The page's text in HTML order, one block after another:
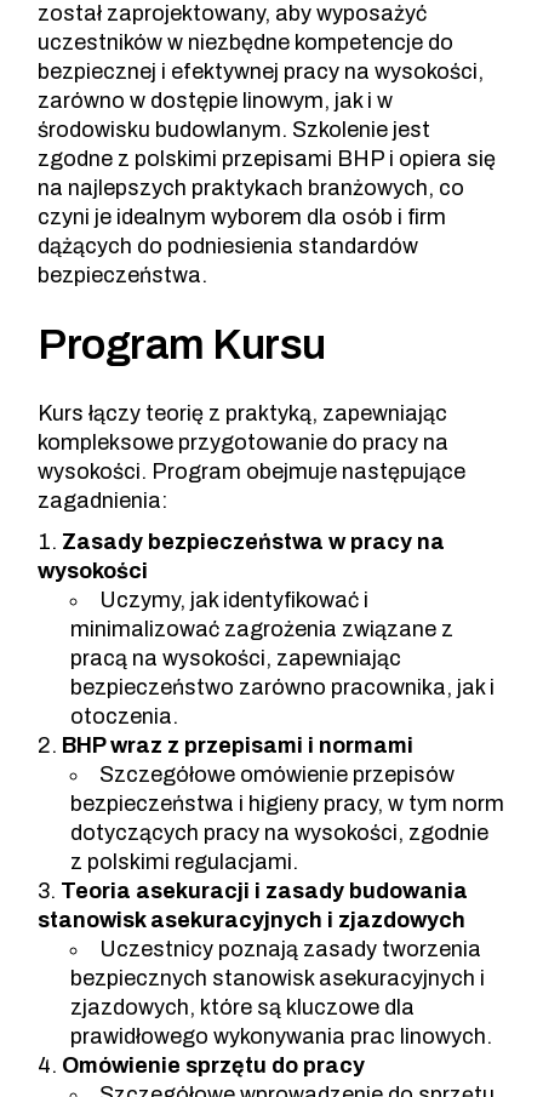
został zaprojektowany, aby wyposażyć
uczestników w niezbędne kompetencje do
bezpiecznej i efektywnej pracy na wysokości,
zarówno w dostępie linowym, jak i w
środowisku budowlanym. Szkolenie jest
zgodne z polskimi przepisami BHP i opiera się
na najlepszych praktykach branżowych, co
czyni je idealnym wyborem dla osób i firm
dążących do podniesienia standardów
bezpieczeństwa.
Program Kursu
Kurs łączy teorię z praktyką, zapewniając
kompleksowe przygotowanie do pracy na
wysokości. Program obejmuje następujące
zagadnienia:
Zasady bezpieczeństwa w pracy na
wysokości
Uczymy, jak identyfikować i
minimalizować zagrożenia związane z
pracą na wysokości, zapewniając
bezpieczeństwo zarówno pracownika, jak i
otoczenia.
BHP wraz z przepisami i normami
Szczegółowe omówienie przepisów
bezpieczeństwa i higieny pracy, w tym norm
dotyczących pracy na wysokości, zgodnie
z polskimi regulacjami.
Teoria asekuracji i zasady budowania
stanowisk asekuracyjnych i zjazdowych
Uczestnicy poznają zasady tworzenia
bezpiecznych stanowisk asekuracyjnych i
zjazdowych, które są kluczowe dla
prawidłowego wykonywania prac linowych.
Omówienie sprzętu do pracy